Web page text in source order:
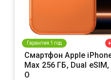
Гарантия 1 год
Смартфон Apple
Max 256 ГБ, Dual
O